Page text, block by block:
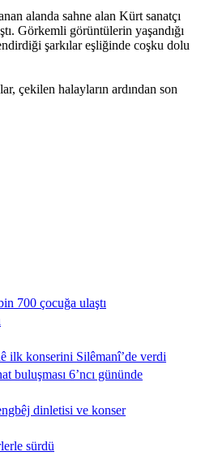
alanda sahne alan Kürt sanatçı
Görkemli görüntülerin yaşandığı
şarkılar eşliğinde coşku dolu
çekilen halayların ardından son
700 çocuğa ulaştı
ilk konserini Silêmanî’de verdi
buluşması 6’ncı gününde
dinletisi ve konser
sürdü